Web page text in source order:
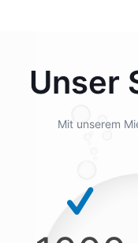
Unser
Mit unserem